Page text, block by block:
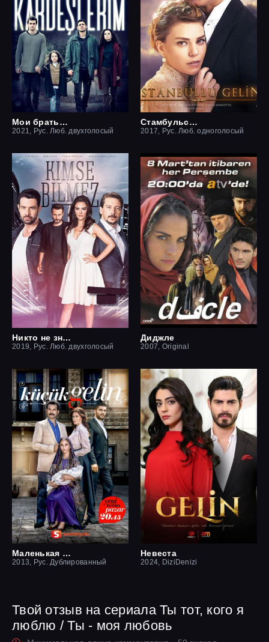
Мои братья / Братья и сестры
2021, Рус. Люб. двухголосый
Стамбульская невеста / Невеста из стамбула
2017, Рус. Люб. одноголосый
Никто не знает
2019, Рус. Люб. двухголосый
Диджле
2007, Original
Маленькая невеста
2013, Рус. Дублированный
Невеста
2024, DiziDenizi
Твой отзыв на сериала Ты тот, кого я
люблю / Ты - моя любовь